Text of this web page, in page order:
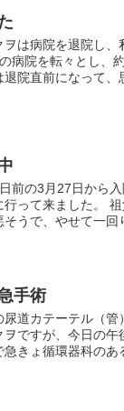
は病院を退院し、
病院を転々とし、
院直前になって、
前の3月27日から
って来ました。
うで、やせて一回
手術
尿道カテーテル（
ヲですが、今日の
急きょ循環器科の